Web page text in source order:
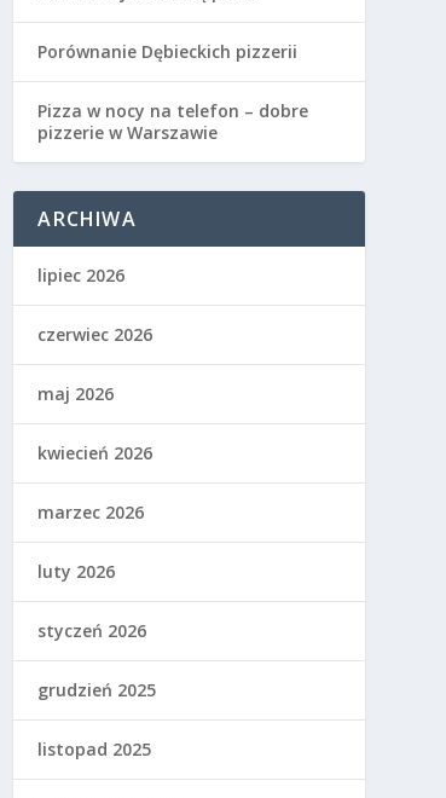
Porównanie Dębieckich pizzerii
Pizza w nocy na telefon – dobre
pizzerie w Warszawie
ARCHIWA
lipiec 2026
czerwiec 2026
maj 2026
kwiecień 2026
marzec 2026
luty 2026
styczeń 2026
grudzień 2025
listopad 2025